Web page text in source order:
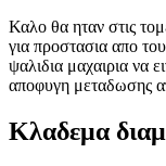
Καλο θα ηταν στις
για προστασια απο
ψαλιδια μαχαιρια να
αποφυγη μεταδωσης
Κλαδεμα